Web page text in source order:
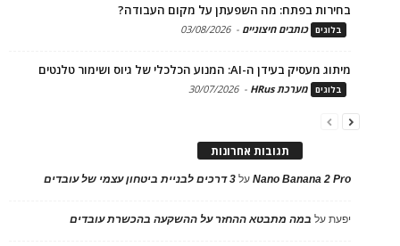
בחירות בפתח: מה השפעתן על מקום העבודה?
בלוגים כותבים חיצוניים -
03/08/2026
מיתוג מעסיק בעידן ה-AI: המנוע הכלכלי של גיוס ושימור טלנטים
בלוגים מערכת HRus -
30/07/2026
תגובות אחרונות
Nano Banana 2 Proעל 3 דרכים לבניית ביטחון עצמי של עובדים
יפעתעל במה מתבטא ההחזר על ההשקעה בהכשרת עובדים